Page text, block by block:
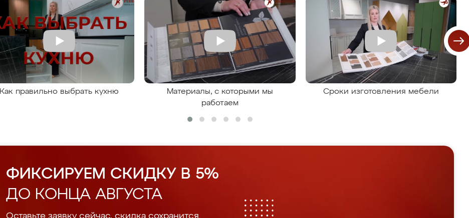
Как правильно выбрать кухню
Материалы, с которыми мы
работаем
Сроки изготовления мебели
ФИКСИРУЕМ СКИДКУ В 5%
ДО КОНЦА АВГУСТА
Оставьте заявку сейчас, скидка сохранится.